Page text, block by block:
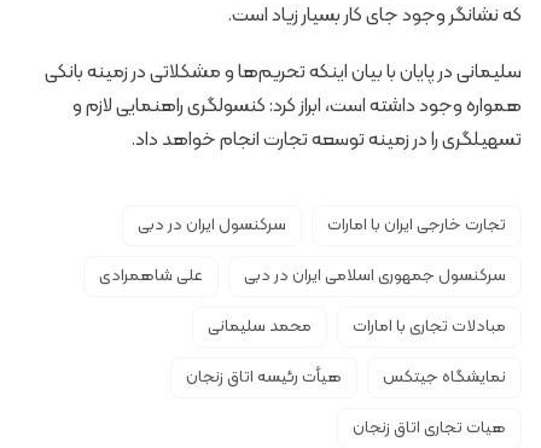
که نشانگر وجود جای کار بسیار زیاد است.
سلیمانی در پایان با بیان اینکه تحریم‌ها و مشکلاتی در زمینه بانکی
همواره وجود داشته است، ابراز کرد: کنسولگری راهنمایی لازم و
تسهیلگری را در زمینه توسعه تجارت انجام خواهد داد.
تجارت خارجی ایران با امارات
سرکنسول ایران در دبی
سرکنسول جمهوری اسلامی ایران در دبی
علی شاهمرادی
مبادلات تجاری با امارات
محمد سلیمانی
نمایشگاه جیتکس
هیأت رئیسه اتاق زنجان
هیات تجاری اتاق زنجان